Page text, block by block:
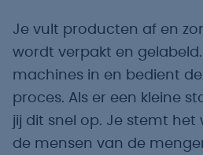
Je vult producten af en
wordt verpakt en
machines in en bedient
proces. Als er een kleine
jij dit snel op. Je stemt het
de mensen van de